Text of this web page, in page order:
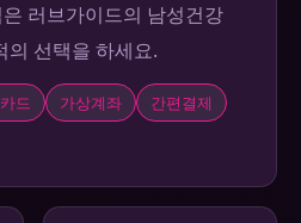
러브가이드의 남성건강
선택을 하세요.
드 가상계좌
간편결제